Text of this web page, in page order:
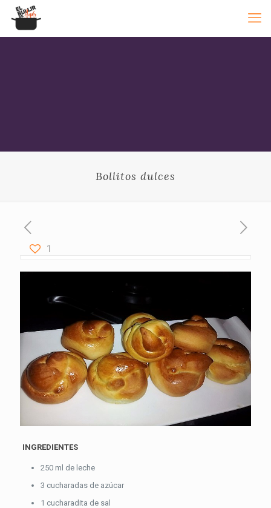
Bollitos dulces
1
INGREDIENTES
250 ml de leche
3 cucharadas de azúcar
1 cucharadita de sal